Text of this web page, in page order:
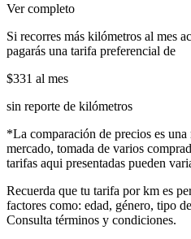
Ver completo
Si recorres más kilómetros al mes
pagarás una tarifa preferencial de
$331 al mes
sin reporte de kilómetros
*La comparación de precios es una
mercado, tomada de varios
tarifas aqui presentadas pueden
Recuerda que tu tarifa por km es
factores como: edad, género, tipo
Consulta términos y condiciones.